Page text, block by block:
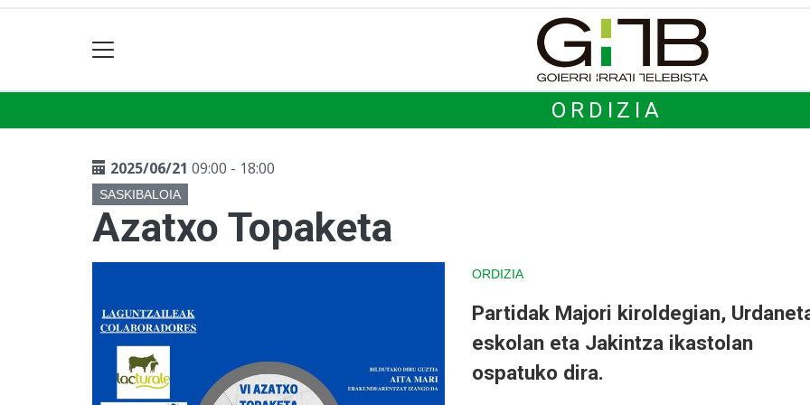
ORDIZIA
2025/06/21 09:00 - 18:00
SASKIBALOIA
Azatxo Topaketa
ORDIZIA
Partidak Majori kiroldegian,
eskolan eta Jakintza ikastolan
ospatuko dira.